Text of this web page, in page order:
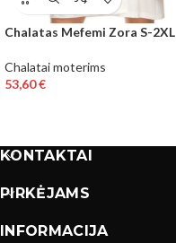
Chalatas Mefemi Zora S-2XL
Chalatai moterims
53,60€
KONTAKTAI
PIRKĖJAMS
INFORMACIJA